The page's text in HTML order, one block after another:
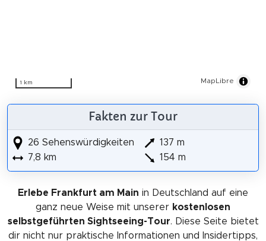
1 km MapLibre
Fakten zur Tour
26 Sehenswürdigkeiten
7,8 km
137 m
154 m
Erlebe Frankfurt am Main in Deutschland auf eine
ganz neue Weise mit unserer kostenlosen
selbstgeführten Sightseeing-Tour. Diese Seite bietet
dir nicht nur praktische Informationen und Insidertipps,